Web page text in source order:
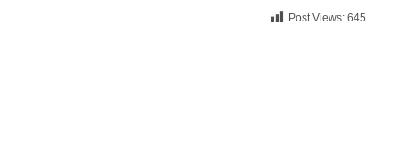
Post Views: 645